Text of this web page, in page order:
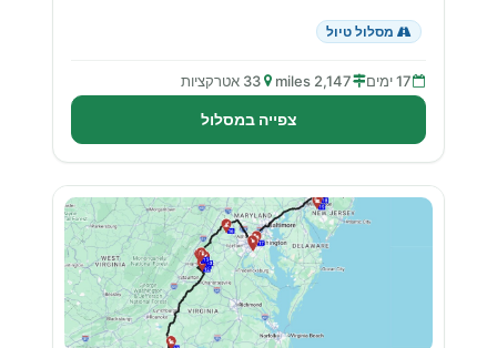
מסלול טיול
17 ימים 2,147 miles 33 אטרקציות
צפייה במסלול